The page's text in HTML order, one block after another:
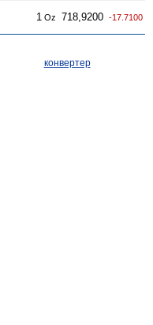
1 Oz 718,9200 -17.7100
конвертер